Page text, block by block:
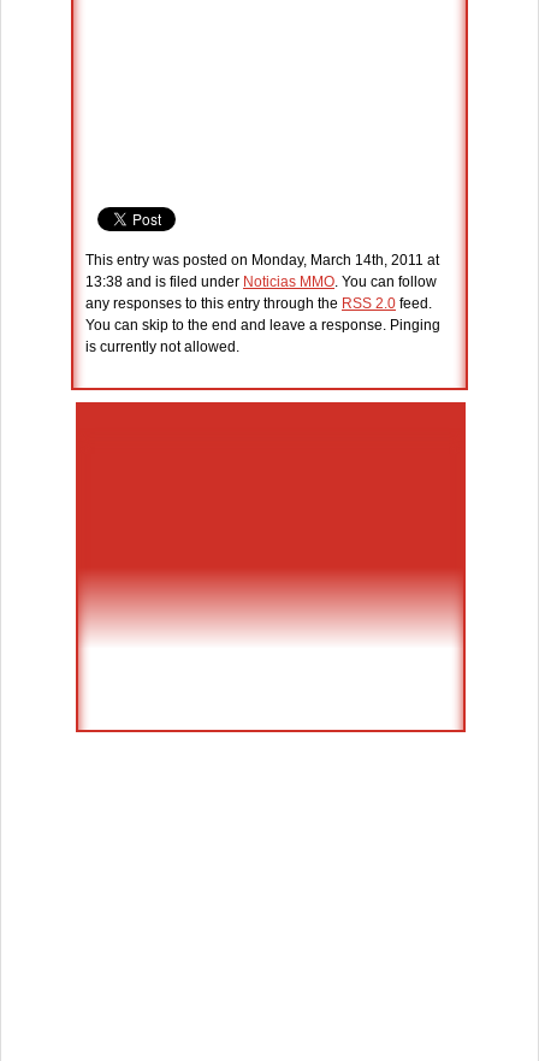
This entry was posted on Monday, March 14th, 2011 at
13:38 and is filed under Noticias MMO. You can follow
any responses to this entry through the RSS 2.0 feed.
You can skip to the end and leave a response. Pinging
is currently not allowed.